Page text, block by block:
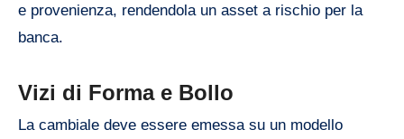
e provenienza, rendendola un asset a rischio per la
banca.
Vizi di Forma e Bollo
La cambiale deve essere emessa su un modello